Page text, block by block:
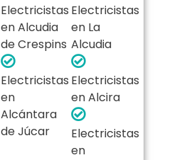
Electricistas
en Alcudia
de Crespins
Electricistas
en La
Alcudia
Electricistas
en
Alcántara
de Júcar
Electricistas
en Alcira
Electricistas
en